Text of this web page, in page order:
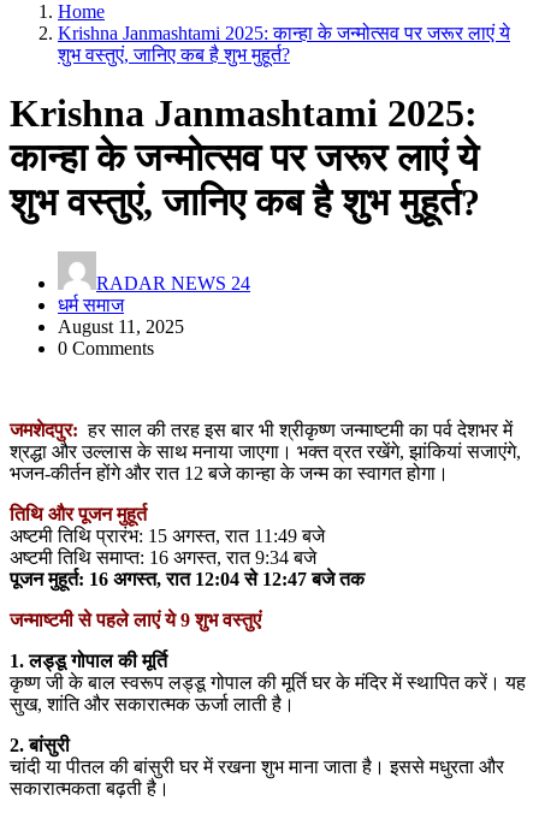
Home
Krishna Janmashtami 2025: कान्हा के जन्मोत्सव पर जरूर लाएं ये
शुभ वस्तुएं, जानिए कब है शुभ मुहूर्त?
Krishna Janmashtami 2025:
कान्हा के जन्मोत्सव पर जरूर लाएं ये
शुभ वस्तुएं, जानिए कब है शुभ मुहूर्त?
RADAR NEWS 24
धर्म समाज
August 11, 2025
0 Comments
जमशेदपुर: हर साल की तरह इस बार भी श्रीकृष्ण जन्माष्टमी का पर्व देशभर में
श्रद्धा और उल्लास के साथ मनाया जाएगा। भक्त व्रत रखेंगे, झांकियां सजाएंगे,
भजन-कीर्तन होंगे और रात 12 बजे कान्हा के जन्म का स्वागत होगा।
तिथि और पूजन मुहूर्त
अष्टमी तिथि प्रारंभ: 15 अगस्त, रात 11:49 बजे
अष्टमी तिथि समाप्त: 16 अगस्त, रात 9:34 बजे
पूजन मुहूर्त: 16 अगस्त, रात 12:04 से 12:47 बजे तक
जन्माष्टमी से पहले लाएं ये 9 शुभ वस्तुएं
1. लड्डू गोपाल की मूर्ति
कृष्ण जी के बाल स्वरूप लड्डू गोपाल की मूर्ति घर के मंदिर में स्थापित करें। यह
सुख, शांति और सकारात्मक ऊर्जा लाती है।
2. बांसुरी
चांदी या पीतल की बांसुरी घर में रखना शुभ माना जाता है। इससे मधुरता और
सकारात्मकता बढ़ती है।